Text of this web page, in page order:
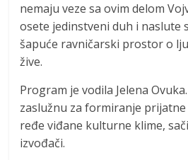
nemaju veze sa ovim delom
osete jedinstveni duh i naslute
šapuće ravničarski prostor o
žive.
Program je vodila Jelena
zaslužnu za formiranje
ređe viđane kulturne klime,
izvođači.